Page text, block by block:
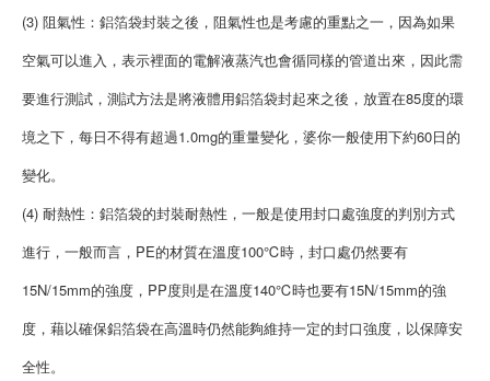
(3) 阻氣性：鋁箔袋封裝之後，阻氣性也是考慮的重點之一，因為如果
空氣可以進入，表示裡面的電解液蒸汽也會循同樣的管道出來，因此需
要進行測試，測試方法是將液體用鋁箔袋封起來之後，放置在85度的環
境之下，每日不得有超過1.0mg的重量變化，婆你一般使用下約60日的
變化。
(4) 耐熱性：鋁箔袋的封裝耐熱性，一般是使用封口處強度的判別方式
進行，一般而言，PE的材質在溫度100℃時，封口處仍然要有
15N/15mm的強度，PP度則是在溫度140℃時也要有15N/15mm的強
度，藉以確保鋁箔袋在高溫時仍然能夠維持一定的封口強度，以保障安
全性。